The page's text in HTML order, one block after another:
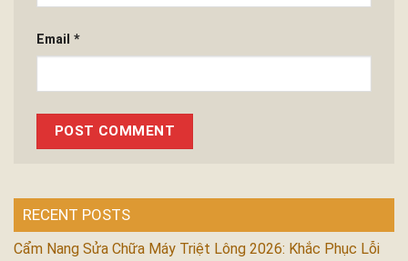
Email *
RECENT POSTS
Cẩm Nang Sửa Chữa Máy Triệt Lông 2026: Khắc Phục Lỗi